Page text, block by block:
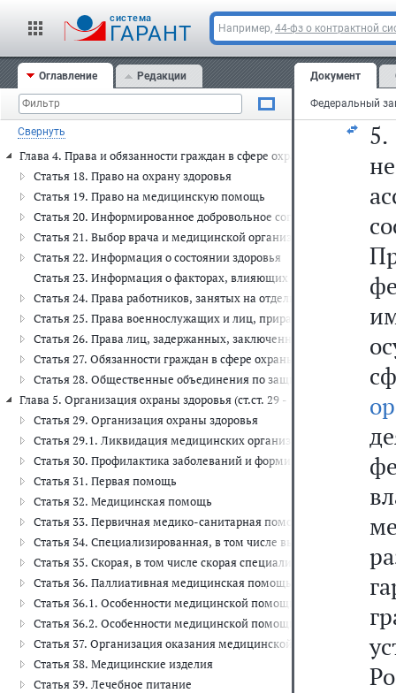
cистема
ГАРАНТ Например, 44-фз о контрактной
Оглавление Редакции
Свернуть
Статья 12. Приоритет профилактики в сфере охраны здоровья
Статья 13. Соблюдение врачебной тайны
Глава 3. Полномочия федеральных органов государственной
Статья 14. Полномочия федеральных органов государственной
Статья 15. Передача осуществления полномочий Российской
Статья 16. Полномочия органов государственной власти
Статья 17. Полномочия органов местного самоуправления в
Глава 4. Права и обязанности граждан в сфере охраны здоровья
Статья 18. Право на охрану здоровья
Статья 19. Право на медицинскую помощь
Статья 20. Информированное добровольное согласие на
Статья 21. Выбор врача и медицинской организации
Статья 22. Информация о состоянии здоровья
Статья 23. Информация о факторах, влияющих на здоровье
Статья 24. Права работников, занятых на отдельных видах работ,
Статья 25. Права военнослужащих и лиц, приравненных по
Статья 26. Права лиц, задержанных, заключенных под стражу,
Статья 27. Обязанности граждан в сфере охраны здоровья
Статья 28. Общественные объединения по защите прав граждан в
Глава 5. Организация охраны здоровья (ст.ст. 29 - 50)
Статья 29. Организация охраны здоровья
Статья 29.1. Ликвидация медицинских организаций,
Статья 30. Профилактика заболеваний и формирование здорового
Статья 31. Первая помощь
Статья 32. Медицинская помощь
Статья 33. Первичная медико-санитарная помощь
Статья 34. Специализированная, в том числе
Статья 35. Скорая, в том числе скорая специализированная,
Статья 36. Паллиативная медицинская помощь
Статья 36.1. Особенности медицинской помощи, оказываемой в
Статья 36.2. Особенности медицинской помощи, оказываемой с
Статья 37. Организация оказания медицинской помощи
Статья 38. Медицинские изделия
Статья 39. Лечебное питание
Документ